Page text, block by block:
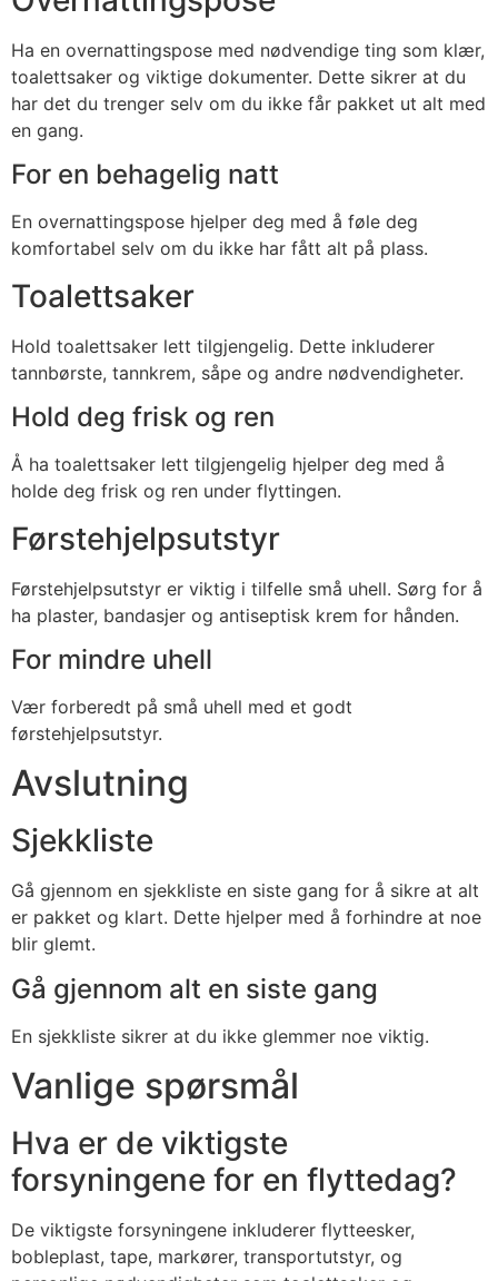
Ha en overnattingspose med nødvendige ting som klær,
toalettsaker og viktige dokumenter. Dette sikrer at du
har det du trenger selv om du ikke får pakket ut alt med
en gang.
For en behagelig natt
En overnattingspose hjelper deg med å føle deg
komfortabel selv om du ikke har fått alt på plass.
Toalettsaker
Hold toalettsaker lett tilgjengelig. Dette inkluderer
tannbørste, tannkrem, såpe og andre nødvendigheter.
Hold deg frisk og ren
Å ha toalettsaker lett tilgjengelig hjelper deg med å
holde deg frisk og ren under flyttingen.
Førstehjelpsutstyr
Førstehjelpsutstyr er viktig i tilfelle små uhell. Sørg for å
ha plaster, bandasjer og antiseptisk krem for hånden.
For mindre uhell
Vær forberedt på små uhell med et godt
førstehjelpsutstyr.
Avslutning
Sjekkliste
Gå gjennom en sjekkliste en siste gang for å sikre at alt
er pakket og klart. Dette hjelper med å forhindre at noe
blir glemt.
Gå gjennom alt en siste gang
En sjekkliste sikrer at du ikke glemmer noe viktig.
Vanlige spørsmål
Hva er de viktigste
forsyningene for en flyttedag?
De viktigste forsyningene inkluderer flytteesker,
bobleplast, tape, markører, transportutstyr, og